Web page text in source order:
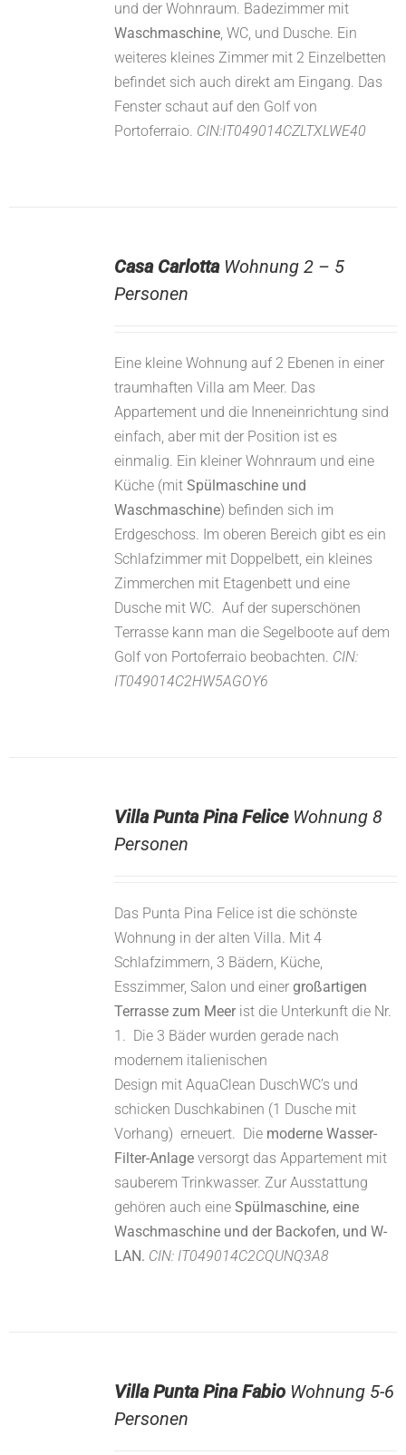
und der Wohnraum. Badezimmer mit
Waschmaschine, WC, und Dusche. Ein
weiteres kleines Zimmer mit 2 Einzelbetten
befindet sich auch direkt am Eingang. Das
Fenster schaut auf den Golf von
Portoferraio. CIN:IT049014CZLTXLWE40
Casa Carlotta Wohnung 2 – 5
Personen
Eine kleine Wohnung auf 2 Ebenen in einer
traumhaften Villa am Meer. Das
Appartement und die Inneneinrichtung sind
einfach, aber mit der Position ist es
einmalig. Ein kleiner Wohnraum und eine
Küche (mit Spülmaschine und
Waschmaschine) befinden sich im
Erdgeschoss. Im oberen Bereich gibt es ein
Schlafzimmer mit Doppelbett, ein kleines
Zimmerchen mit Etagenbett und eine
Dusche mit WC. Auf der superschönen
Terrasse kann man die Segelboote auf dem
Golf von Portoferraio beobachten. CIN:
IT049014C2HW5AGOY6
Villa Punta Pina FeliceWohnung 8
Personen
Das Punta Pina Felice ist die schönste
Wohnung in der alten Villa. Mit 4
Schlafzimmern, 3 Bädern, Küche,
Esszimmer, Salon und einer großartigen
Terrasse zum Meerist die Unterkunft die Nr.
1. Die 3 Bäder wurden gerade nach
modernem italienischen
Design mit AquaClean DuschWC’s und
schicken Duschkabinen (1 Dusche mit
Vorhang) erneuert. Die moderne Wasser-
Filter-Anlageversorgt das Appartement mit
sauberem Trinkwasser. Zur Ausstattung
gehören auch eine Spülmaschine, eine
Waschmaschine und der Backofen, und W-
LAN. CIN: IT049014C2CQUNQ3A8
Villa Punta Pina FabioWohnung 5-6
Personen